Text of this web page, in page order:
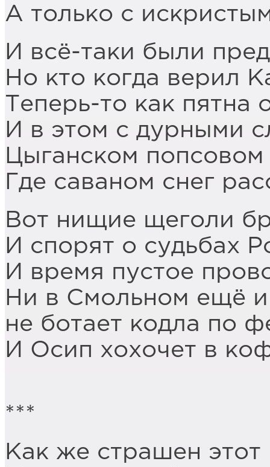
А только с
И всё-таки были
Но кто когда верил
Теперь-то как пятна
И в этом с дурными
Цыганском
Где саваном снег
Вот нищие щеголи
И спорят о судьбах
И время пустое
Ни в Смольном ещё
не ботает кодла по
И Осип хохочет в
***
Как же страшен этот